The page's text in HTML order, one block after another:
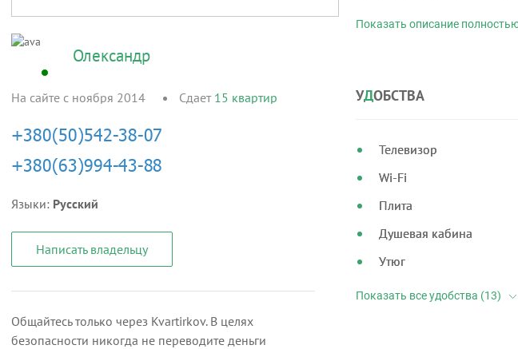
Олександр
На сайте с ноября 2014 Сдает 15 квартир
Языки: Русский
Написать владельцу
Общайтесь только через Kvartirkov. В целях
безопасности никогда не переводите деньги
УДОБСТВА
Телевизор
Wi-Fi
Плита
Душевая кабина
Утюг